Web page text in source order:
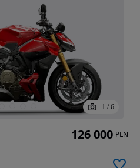
1 / 6
126 000 PLN